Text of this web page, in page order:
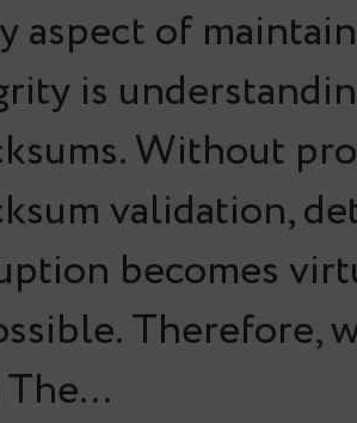
aspect of
is
Without
validation,
becomes
Therefore,